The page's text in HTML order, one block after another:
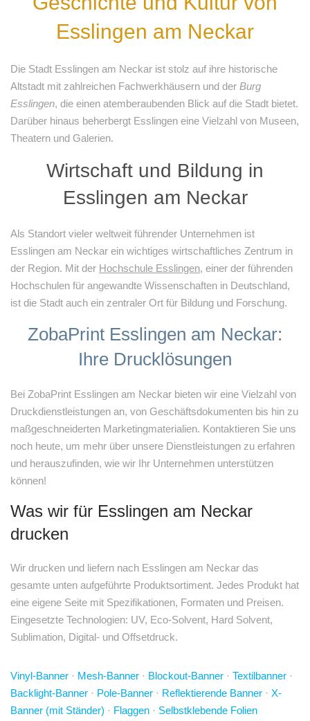
Esslingen am Neckar
Die Stadt Esslingen am Neckar ist stolz auf ihre historische
Altstadt mit zahlreichen Fachwerkhäusern und der Burg
Esslingen, die einen atemberaubenden Blick auf die Stadt bietet.
Darüber hinaus beherbergt Esslingen eine Vielzahl von Museen,
Theatern und Galerien.
Wirtschaft und Bildung in
Esslingen am Neckar
Als Standort vieler weltweit führender Unternehmen ist
Esslingen am Neckar ein wichtiges wirtschaftliches Zentrum in
der Region. Mit der Hochschule Esslingen, einer der führenden
Hochschulen für angewandte Wissenschaften in Deutschland,
ist die Stadt auch ein zentraler Ort für Bildung und Forschung.
ZobaPrint Esslingen am Neckar:
Ihre Drucklösungen
Bei ZobaPrint Esslingen am Neckar bieten wir eine Vielzahl von
Druckdienstleistungen an, von Geschäftsdokumenten bis hin zu
maßgeschneiderten Marketingmaterialien. Kontaktieren Sie uns
noch heute, um mehr über unsere Dienstleistungen zu erfahren
und herauszufinden, wie wir Ihr Unternehmen unterstützen
können!
Was wir für Esslingen am Neckar
drucken
Wir drucken und liefern nach Esslingen am Neckar das
gesamte unten aufgeführte Produktsortiment. Jedes Produkt hat
eine eigene Seite mit Spezifikationen, Formaten und Preisen.
Eingesetzte Technologien: UV, Eco-Solvent, Hard Solvent,
Sublimation, Digital- und Offsetdruck.
Vinyl-Banner · Mesh-Banner · Blockout-Banner · Textilbanner ·
Backlight-Banner · Pole-Banner · Reflektierende Banner · X-
Banner (mit Ständer) · Flaggen · Selbstklebende Folien